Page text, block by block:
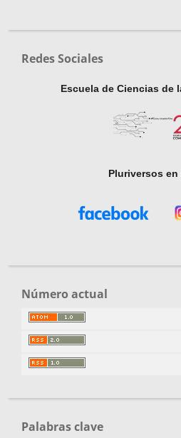
Redes Sociales
Escuela de Ciencias de
Pluriversos en
Número actual
Palabras clave